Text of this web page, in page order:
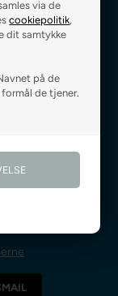
via de
cookiepolitik,
dit samtykke
på de
de tjener.
0-3 hverdage
på alle varer